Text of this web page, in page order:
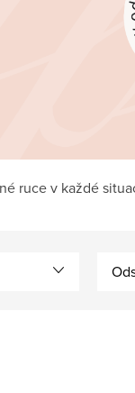
ruce v každé